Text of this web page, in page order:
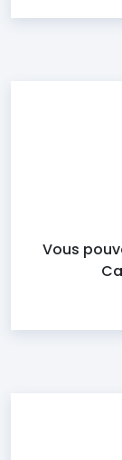
Vous